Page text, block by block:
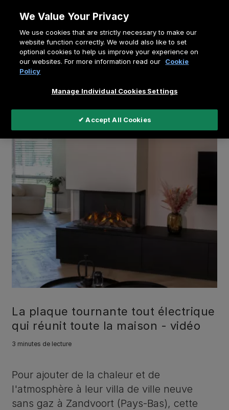
contenu
Fil
d'Ariane
Home
Centre de connaissances
La plaque tournante tout électrique qui réunit toute la
maison - vidéo
La plaque tournante tout électrique
qui réunit toute la maison - vidéo
3 minutes de lecture
Pour ajouter de la chaleur et de
l'atmosphère à leur villa de ville neuve
sans gaz à Zandvoort (Pays-Bas), cette
We Value Your Privacy
We use cookies that are strictly necessary to make our
website function correctly. We would also like to set
optional cookies to help us improve your experience on
our websites. For more information read our
Cookie
Policy
Manage Individual Cookies Settings
✔ Accept All Cookies